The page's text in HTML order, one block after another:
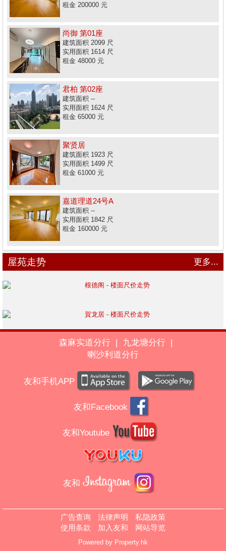
租金 200000 元
尚御 第01座
建筑面积 2099 尺
实用面积 1614 尺
租金 48000 元
君柏 第02座
建筑面积 --
实用面积 1624 尺
租金 65000 元
聚贤居
建筑面积 1923 尺
实用面积 1499 尺
租金 61000 元
嘉道理道24号A
建筑面积 --
实用面积 1842 尺
租金 160000 元
屋苑走势 更多...
森麻实道分行 | 九龙塘分行
|
喇沙利道分行
友和手机APP
友和Facebook
友和Youtube
友和
广告查询 法律声明
私隐政策
使用条款
加入友和 网站导览
Powered by Property.hk